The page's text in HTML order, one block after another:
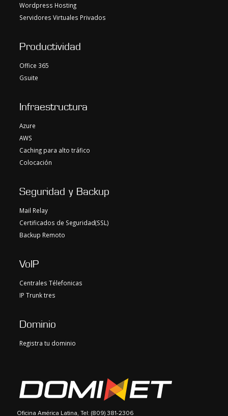
Wordpress Hosting
Servidores Virtuales Privados
Productividad
Office 365
Gsuite
Infraestructura
Azure
AWS
Caching para alto tráfico
Colocación
Seguridad y Backup
Mail Relay
Certificados de Seguridad(SSL)
Backup Remoto
VoIP
Centrales Télefonicas
IP Trunk tres
Dominio
Registra tu dominio
Oficina América Latina, Tel: (809) 381-2306